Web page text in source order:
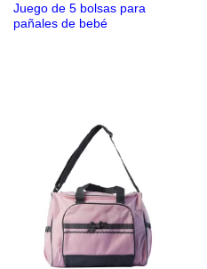
Juego de 5 bolsas para
pañales de bebé